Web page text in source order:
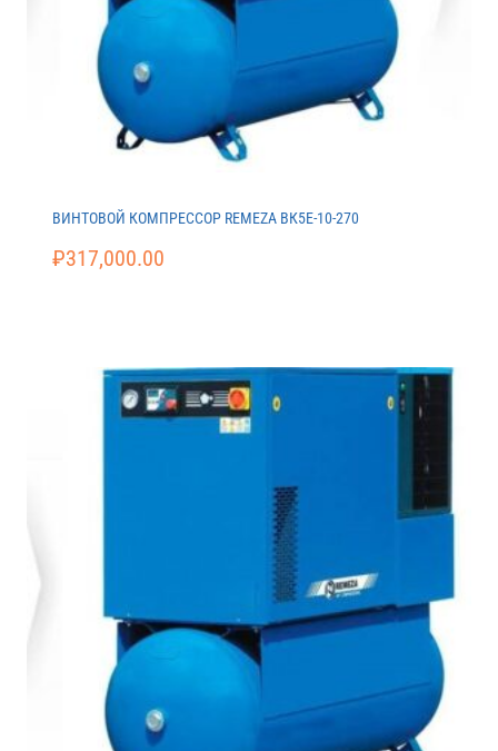
ВИНТОВОЙ КОМПРЕССОР REMEZA ВК5E-10-270
₽317,000.00